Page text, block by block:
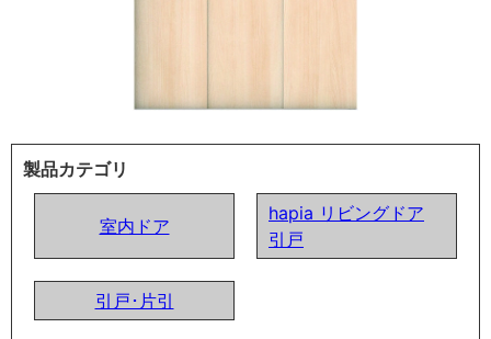
製品カテゴリ
室内ドア
hapia リビングドア
引戸
引戸･片引